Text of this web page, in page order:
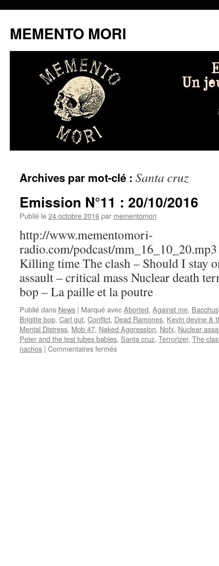
MEMENTO MORI
au
contenu
Archives par mot-clé : Santa cruz
Emission N°11 : 20/10/2016
Publié le24 octobre 2016par mementomori
http://www.mementomori-
radio.com/podcast/
Killing time The clash – Should I stay
assault – critical mass Nuclear death
bop – La paille et la poutre
Publié dans News | Marqué avecAborted, Against me, Bacchus
Brigitte bop, Carl gut, Conflict, Dead Ramones, Kevin devine &
Mental Distress, Mob 47, Naked Aggression, Nofx, Nuclear
Peter and the test tubes babies, Santa cruz, Terrorizer, The
nachos | Commentaires ferméssur